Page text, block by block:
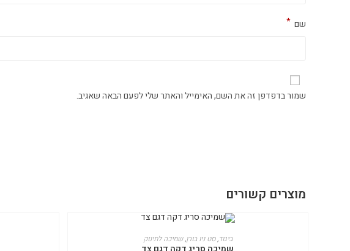
שם *
שמור בדפדפן זה את השם, האימייל והאתר שלי לפעם הבאה שאגיב.
מוצרים קשורים
בחר אפשרויות
זה
יש ביגוד,סט ניו בורן,שמיכה לתינוק